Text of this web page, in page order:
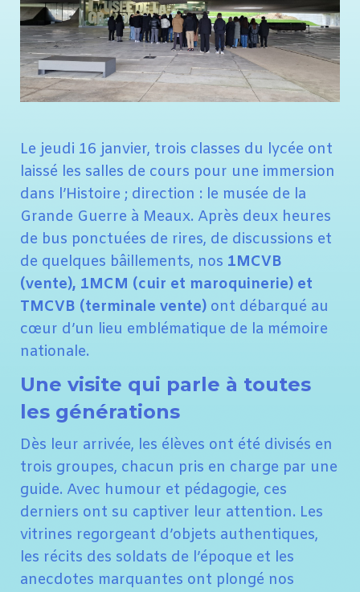
Le jeudi 16 janvier, trois classes du lycée ont
laissé les salles de cours pour une immersion
dans l’Histoire ; direction : le musée de la
Grande Guerre à Meaux. Après deux heures
de bus ponctuées de rires, de discussions et
de quelques bâillements, nos 1MCVB
(vente), 1MCM (cuir et maroquinerie) et
TMCVB (terminale vente) ont débarqué au
cœur d’un lieu emblématique de la mémoire
nationale.
Une visite qui parle à toutes
les générations
Dès leur arrivée, les élèves ont été divisés en
trois groupes, chacun pris en charge par une
guide. Avec humour et pédagogie, ces
derniers ont su captiver leur attention. Les
vitrines regorgeant d’objets authentiques,
les récits des soldats de l’époque et les
anecdotes marquantes ont plongé nos